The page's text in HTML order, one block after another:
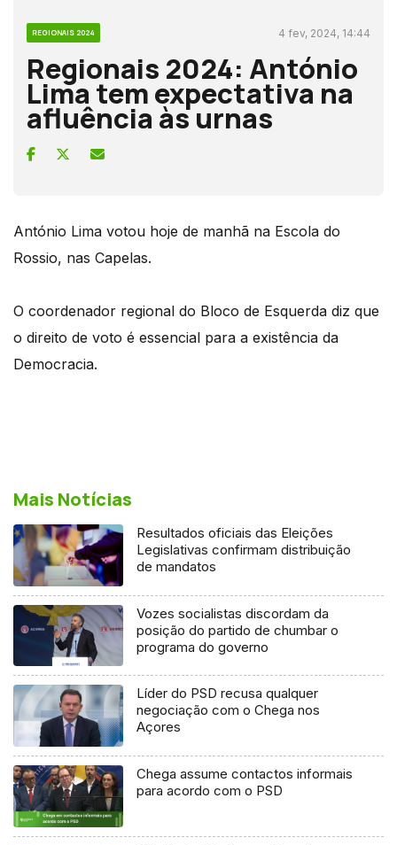
REGIONAIS 2024 4 fev, 2024, 14:44
Regionais 2024: António
Lima tem expectativa na
afluência às urnas
António Lima votou hoje de manhã na Escola do
Rossio, nas Capelas.
O coordenador regional do Bloco de Esquerda diz que
o direito de voto é essencial para a existência da
Democracia.
Mais Notícias
Resultados oficiais das Eleições
Legislativas confirmam distribuição
de mandatos
Vozes socialistas discordam da
posição do partido de chumbar o
programa do governo
Líder do PSD recusa qualquer
negociação com o Chega nos
Açores
Chega assume contactos informais
para acordo com o PSD